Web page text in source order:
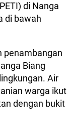
di Nanga
di bawah
penambangan
Biang
Air
warga ikut
dengan bukit